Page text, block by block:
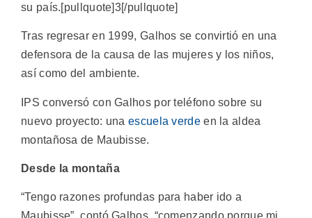
su país.[pullquote]3[/pullquote]
Tras regresar en 1999, Galhos se convirtió en una
defensora de la causa de las mujeres y los niños,
así como del ambiente.
IPS conversó con Galhos por teléfono sobre su
nuevo proyecto: unaescuela verdeen la aldea
montañosa de Maubisse.
Desde la montaña
“Tengo razones profundas para haber ido a